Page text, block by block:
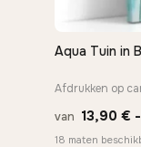
Aqua Tuin in
Afdrukken op
van 13,90 € -
18 maten